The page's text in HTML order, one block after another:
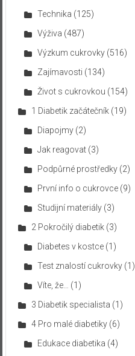
Technika (125)
Výživa (487)
Výzkum cukrovky(516)
Zajímavosti (134)
Život s cukrovkou (154)
1 Diabetik začátečník(19)
Diapojmy(2)
Jak reagovat(3)
Podpůrné prostředky(2)
První info o cukrovce(9)
Studijní materiály(3)
2 Pokročilý diabetik(3)
Diabetes v kostce(1)
Test znalostí cukrovky(1)
Víte, že…
(1)
3 Diabetik specialista (1)
4 Pro malé diabetiky(6)
Edukace diabetika (4)